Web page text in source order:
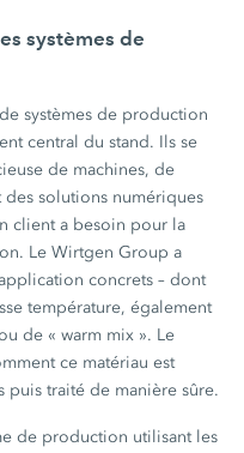
systèmes de
systèmes de production
central du stand. Ils se
de machines, de
solutions numériques
client a besoin pour la
Le Wirtgen Group a
concrets – dont
température, également
de « warm mix ». Le
ce matériau est
puis traité de manière sûre.
de production utilisant les